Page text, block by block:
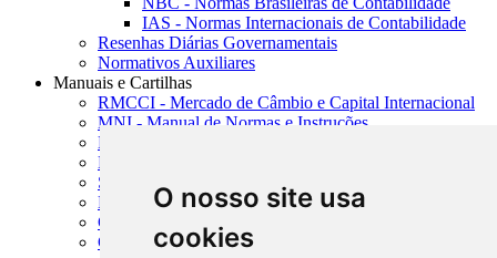
O nosso site usa
cookies
IAS - Normas Internacionais de Contabilidade
Resenhas Diárias Governamentais
Normativos Auxiliares
Manuais e Cartilhas
RMCCI - Mercado de Câmbio e Capital Internacional
MNI - Manual de Normas e Instruções
MTVM - Manual de Títulos e Valores Mobiliários
MCR - Manual de Crédito Rural
SISORF - Manual de Organização do SFN
MASUP - Manual de Supervisão Bancária
CADOC - Catálogo de Documentos
CNAE-CONCLA - Classificação Nacional de